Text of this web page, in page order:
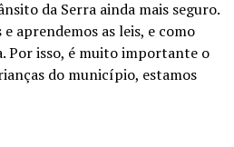
da Serra ainda mais seguro.
e aprendemos as leis, e como
Por isso, é muito importante o
do município, estamos